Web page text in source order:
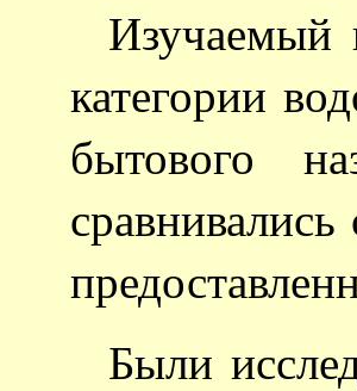
Изучаемый
категории
бытового
Были